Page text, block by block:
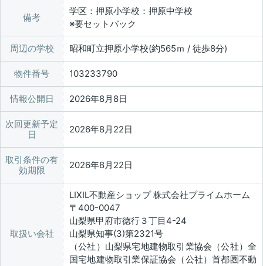
備考
学区：押原小学校：押原中学校
※要セットバック
周辺の学校 昭和町立押原小学校(約565ｍ / 徒歩8分)
物件番号 103233790
情報公開日 2026年8月8日
次回更新予定
日
2026年8月22日
取引条件の有
効期限
2026年8月22日
取扱い会社
LIXIL不動産ショップ 株式会社プライムホーム
〒400-0047
山梨県甲府市徳行３丁目4-24
山梨県知事(3)第2321号
（公社）山梨県宅地建物取引業協会（公社）全
国宅地建物取引業保証協会（公社）首都圏不動